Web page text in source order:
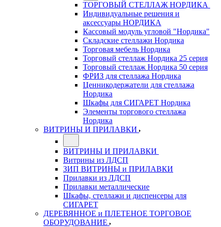
ТОРГОВЫЙ СТЕЛЛАЖ НОРДИКА
Индивидуальные решения и
аксессуары НОРДИКА
Кассовый модуль угловой "Нордика"
Складские стеллажи Нордика
Торговая мебель Нордика
Торговый стеллаж Нордика 25 серия
Торговый стеллаж Нордика 50 серия
ФРИЗ для стеллажа Нордика
Ценникодержатели для стеллажа
Нордика
Шкафы для СИГАРЕТ Нордика
Элементы торгового стеллажа
Нордика
ВИТРИНЫ И ПРИЛАВКИ
ВИТРИНЫ И ПРИЛАВКИ
Витрины из ЛДСП
ЗИП ВИТРИНЫ и ПРИЛАВКИ
Прилавки из ЛДСП
Прилавки металлические
Шкафы, стеллажи и диспенсеры для
СИГАРЕТ
ДЕРЕВЯННОЕ и ПЛЕТЕНОЕ ТОРГОВОЕ
ОБОРУДОВАНИЕ